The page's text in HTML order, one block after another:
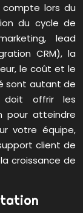
compte lors du
du cycle de
lead
CRM), la
le coût et le
sont autant de
doit offrir les
pour atteindre
votre équipe,
client de
croissance de